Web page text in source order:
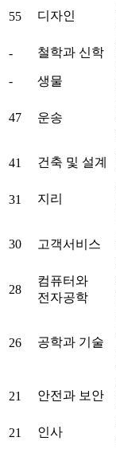
55 디자인
- 철학과 신학
-
생물
47 운송
41 건축 및 설계
31 지리
30 고객서비스
28
컴퓨터와
전자공학
26 공학과 기술
21 안전과 보안
21 인사